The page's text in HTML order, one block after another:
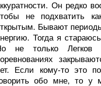
Он редко
не подхватить
Бывают
Тогда я
не только Легков
Если кому-то это
обо мне, то у